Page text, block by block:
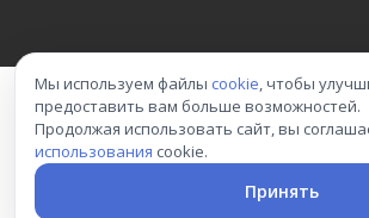
Мы используем файлы cookie, чтобы
предоставить вам больше возможностей.
Продолжая использовать сайт, вы
использования cookie.
Принять